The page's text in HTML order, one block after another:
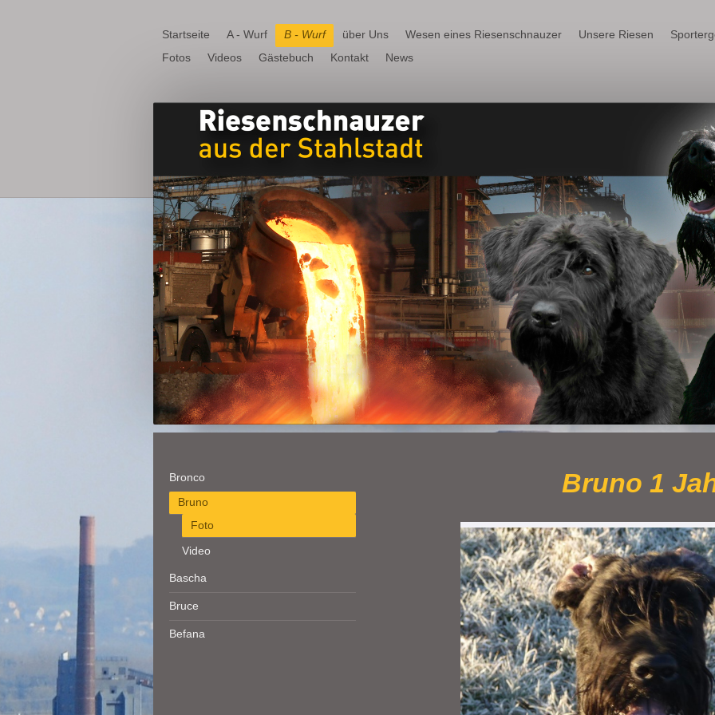
Startseite A - Wurf B - Wurf über Uns Wesen eines Riesenschnauzer Unsere Riesen
Fotos
Videos Gästebuch Kontakt News
Bruno 1
Bronco
Bruno
Foto
Video
Bascha
Bruce
Befana